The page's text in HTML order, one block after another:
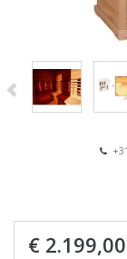
€ 2.199,00